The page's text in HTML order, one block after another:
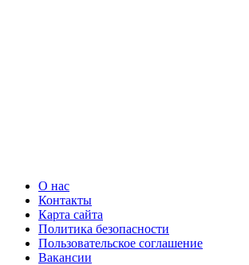
О нас
Контакты
Карта сайта
Политика безопасности
Пользовательское соглашение
Вакансии